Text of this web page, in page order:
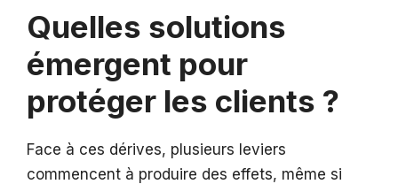
Quelles solutions
émergent pour
protéger les clients ?
Face à ces dérives, plusieurs leviers
commencent à produire des effets, même si